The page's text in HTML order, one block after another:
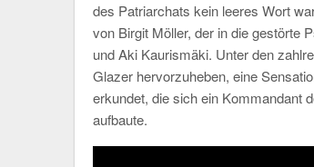
des Patriarchats kein leeres Wort
von Birgit Möller, der in die gestörte
und Aki Kaurismäki. Unter den
Glazer hervorzuheben, eine
erkundet, die sich ein Kommandant
aufbaute.